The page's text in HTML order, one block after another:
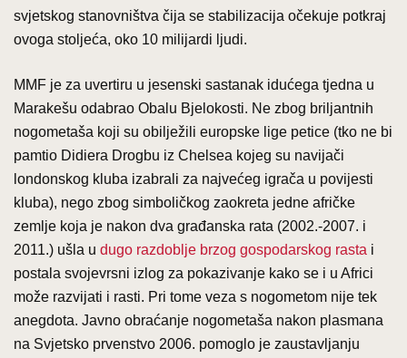
svjetskog stanovništva čija se stabilizacija očekuje potkraj
ovoga stoljeća, oko 10 milijardi ljudi.
MMF je za uvertiru u jesenski sastanak idućega tjedna u
Marakešu odabrao Obalu Bjelokosti. Ne zbog briljantnih
nogometaša koji su obilježili europske lige petice (tko ne bi
pamtio Didiera Drogbu iz Chelsea kojeg su navijači
londonskog kluba izabrali za najvećeg igrača u povijesti
kluba), nego zbog simboličkog zaokreta jedne afričke
zemlje koja je nakon dva građanska rata (2002.-2007. i
2011.) ušla u dugo razdoblje brzog gospodarskog rasta i
postala svojevrsni izlog za pokazivanje kako se i u Africi
može razvijati i rasti. Pri tome veza s nogometom nije tek
anegdota. Javno obraćanje nogometaša nakon plasmana
na Svjetsko prvenstvo 2006. pomoglo je zaustavljanju